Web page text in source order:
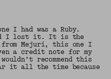
I had was a Ruby.
I lost it. It is the
from Mejuri, this one I
a credit note for my
recommend this
it all the time because